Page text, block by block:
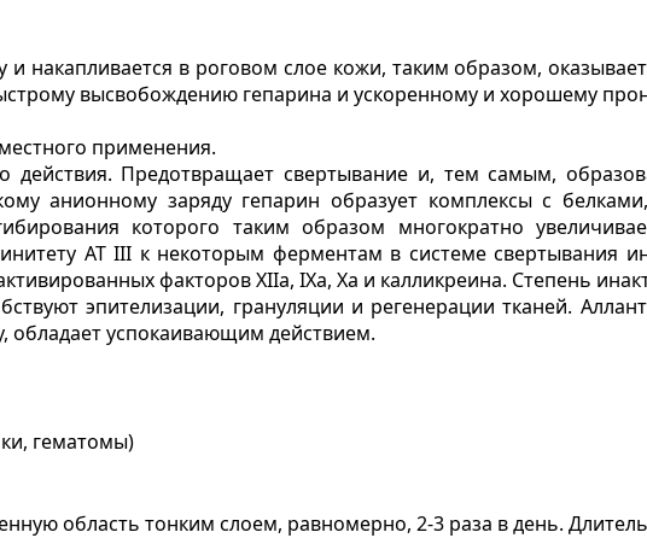
накапливается в роговом слое кожи, таким образом,
высвобождению гепарина и ускоренному и хорошему
применения.
действия. Предотвращает свертывание и, тем самым,
анионному заряду гепарин образует комплексы с
которого таким образом многократно
АТ III к некоторым ферментам в системе свертывания
факторовXIIa, IXa, Xa и калликреина. Степень
эпителизации, грануляции и регенерации тканей.
обладает успокаивающим действием.
гематомы)
область тонким слоем, равномерно, 2-3 раза в день.